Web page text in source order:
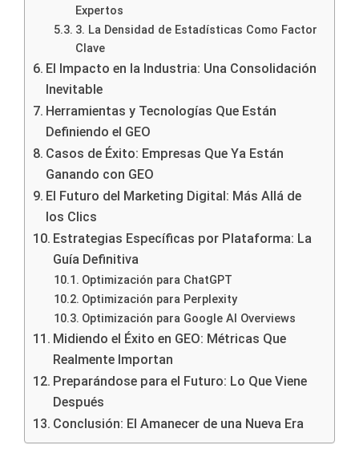
Expertos
3. La Densidad de Estadísticas Como Factor
Clave
El Impacto en la Industria: Una Consolidación
Inevitable
Herramientas y Tecnologías Que Están
Definiendo el GEO
Casos de Éxito: Empresas Que Ya Están
Ganando con GEO
El Futuro del Marketing Digital: Más Allá de
los Clics
Estrategias Específicas por Plataforma: La
Guía Definitiva
Optimización para ChatGPT
Optimización para Perplexity
Optimización para Google AI Overviews
Midiendo el Éxito en GEO: Métricas Que
Realmente Importan
Preparándose para el Futuro: Lo Que Viene
Después
Conclusión: El Amanecer de una Nueva Era